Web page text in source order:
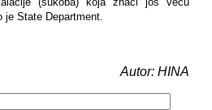
je State Department.
Autor: HINA